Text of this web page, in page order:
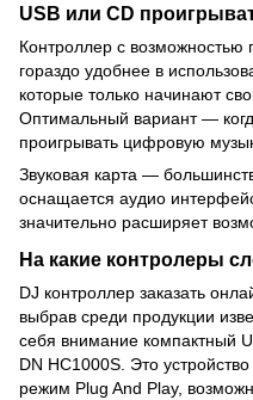
USB или CD
Контроллер с возможностью
гораздо удобнее в
которые только начинают
Оптимальный вариант —
проигрывать цифровую
Звуковая карта —
оснащается аудио
значительно расширяет
На какие контролеры
DJ контроллер заказать
выбрав среди продукции
себя внимание компактный
DN HC1000S. Это
режим Plug And Play,